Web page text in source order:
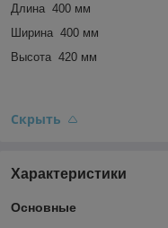
Длина 400 мм
Ширина 400 мм
Высота 420 мм
Скрыть
Характеристики
Основные